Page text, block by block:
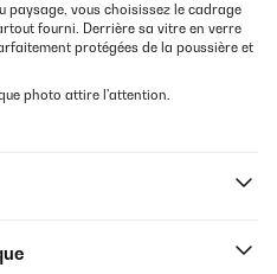
vous choisissez le cadrage
fourni. Derrière sa vitre en verre
protégées de la poussière et
photo attire l'attention.